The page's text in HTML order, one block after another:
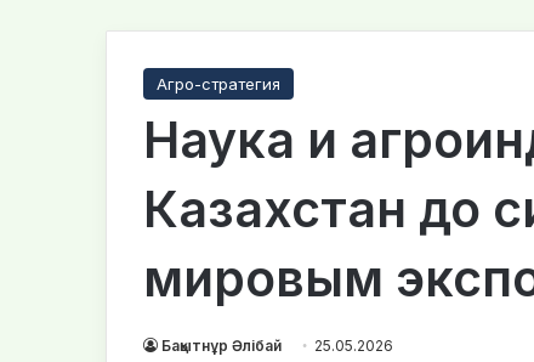
Агро-стратегия
Наука и
Казахстан до
мировым
Бақытнұр Әлібай 25.05.2026